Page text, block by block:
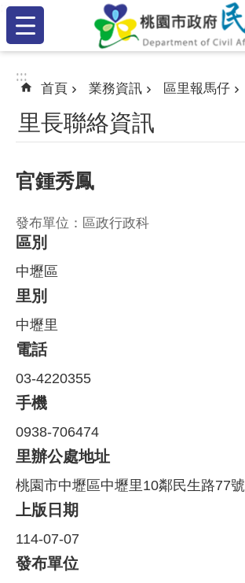
跳到主要內容區塊
:::
:::
:::
首頁 業務資訊 區里報馬仔
里長聯絡資訊
官鍾秀鳳
發布單位：區政行政科
區別
中壢區
里別
中壢里
電話
03-4220355
手機
0938-706474
里辦公處地址
桃園市中壢區中壢里10鄰民生路77號
上版日期
114-07-07
發布單位